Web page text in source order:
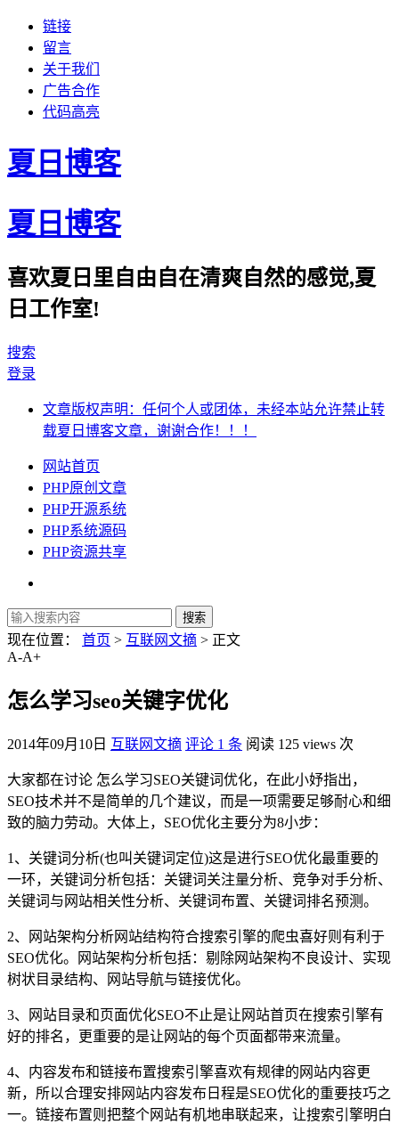
链接
留言
关于我们
广告合作
代码高亮
夏日博客
夏日博客
喜欢夏日里自由自在清爽自然的感觉,夏
日工作室!
搜索
登录
文章版权声明：任何个人或团体，未经本站允许禁止转
载夏日博客文章，谢谢合作！！！
网站首页
PHP原创文章
PHP开源系统
PHP系统源码
PHP资源共享
现在位置： 首页 > 互联网文摘 > 正文
A-A+
怎么学习seo关键字优化
2014年09月10日 互联网文摘 评论 1 条 阅读 125 views 次
大家都在讨论 怎么学习SEO关键词优化，在此小妤指出，
SEO技术并不是简单的几个建议，而是一项需要足够耐心和细
致的脑力劳动。大体上，SEO优化主要分为8小步：
1、关键词分析(也叫关键词定位)这是进行SEO优化最重要的
一环，关键词分析包括：关键词关注量分析、竞争对手分析、
关键词与网站相关性分析、关键词布置、关键词排名预测。
2、网站架构分析网站结构符合搜索引擎的爬虫喜好则有利于
SEO优化。网站架构分析包括：剔除网站架构不良设计、实现
树状目录结构、网站导航与链接优化。
3、网站目录和页面优化SEO不止是让网站首页在搜索引擎有
好的排名，更重要的是让网站的每个页面都带来流量。
4、内容发布和链接布置搜索引擎喜欢有规律的网站内容更
新，所以合理安排网站内容发布日程是SEO优化的重要技巧之
一。链接布置则把整个网站有机地串联起来，让搜索引擎明白